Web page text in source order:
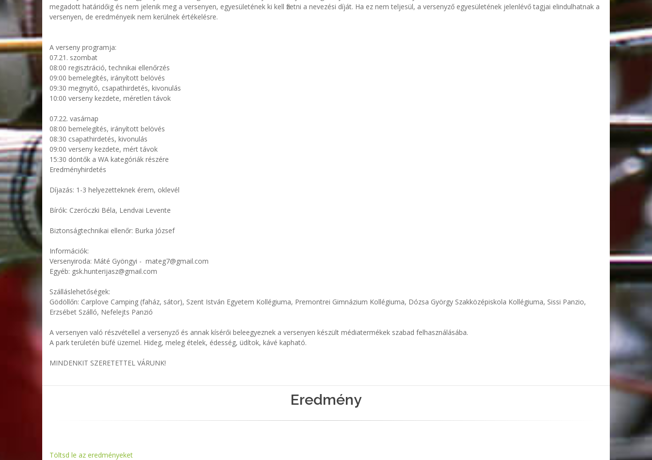
megadott határidőig és nem jelenik meg a versenyen, egyesületének ki kell fizetni a nevezési díját. Ha ez nem teljesül, a versenyző egyesületének jelenlévő tagjai elindulhatnak a
versenyen, de eredményeik nem kerülnek értékelésre.
A verseny programja:
07.21. szombat
08:00 regisztráció, technikai ellenőrzés
09:00 bemelegítés, irányított belövés
09:30 megnyitó, csapathirdetés, kivonulás
10:00 verseny kezdete, méretlen távok
07.22. vasárnap
08:00 bemelegítés, irányított belövés
08:30 csapathirdetés, kivonulás
09:00 verseny kezdete, mért távok
15:30 döntők a WA kategóriák részére
Eredményhirdetés
Díjazás: 1-3 helyezetteknek érem, oklevél
Bírók: Czeróczki Béla, Lendvai Levente
Biztonságtechnikai ellenőr: Burka József
Információk:
Versenyiroda: Máté Gyöngyi - mateg7@gmail.com
Egyéb: gsk.hunterijasz@gmail.com
Szálláslehetőségek:
Gödöllőn: Carplove Camping (faház, sátor), Szent István Egyetem Kollégiuma, Premontrei Gimnázium Kollégiuma, Dózsa György Szakközépiskola Kollégiuma, Sissi Panzio,
Erzsébet Szálló, Nefelejts Panzió
A versenyen való részvétellel a versenyző és annak kísérői beleegyeznek a versenyen készült médiatermékek szabad felhasználásába.
A park területén büfé üzemel. Hideg, meleg ételek, édesség, üdítok, kávé kapható.
MINDENKIT SZERETETTEL VÁRUNK!
Eredmény
Töltsd le az eredményeket